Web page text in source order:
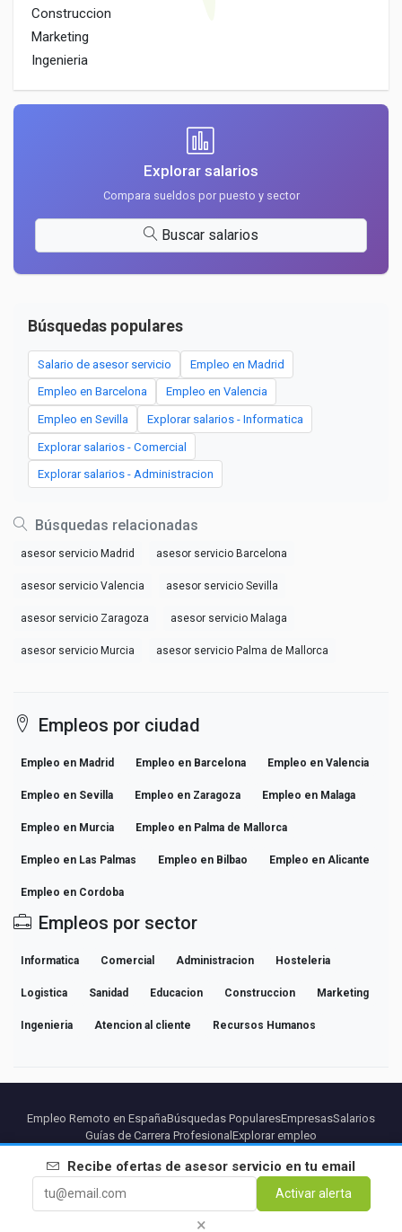
Construccion
Marketing
Ingenieria
Explorar salarios
Compara sueldos por puesto y sector
Buscar salarios
Búsquedas populares
Salario de asesor servicio Empleo en Madrid
Empleo en Barcelona Empleo en Valencia
Empleo en Sevilla Explorar salarios - Informatica
Explorar salarios - Comercial
Explorar salarios - Administracion
Búsquedas relacionadas
asesor servicio Madrid asesor servicio Barcelona
asesor servicio Valencia asesor servicio Sevilla
asesor servicio Zaragoza asesor servicio Malaga
asesor servicio Murcia asesor servicio Palma de Mallorca
Empleos por ciudad
Empleo en Madrid Empleo en Barcelona Empleo en Valencia
Empleo en Sevilla Empleo en Zaragoza Empleo en Malaga
Empleo en Murcia Empleo en Palma de Mallorca
Empleo en Las Palmas Empleo en Bilbao Empleo en Alicante
Empleo en Cordoba
Empleos por sector
Informatica Comercial Administracion Hosteleria
Logistica Sanidad Educacion Construccion Marketing
Ingenieria Atencion al cliente Recursos Humanos
Recibe ofertas de asesor servicio en tu email
Activar alerta
×
Empleo Remoto en EspañaBúsquedas PopularesEmpresasSalarios
Guías de Carrera Profesional Explorar empleo
PartnersAviso legalPrivacidadTerminosCondiciones Premium
Cancelar Premium
Contacto
© 2026 BEBEE PLATFORM SL - ID ESB84471838